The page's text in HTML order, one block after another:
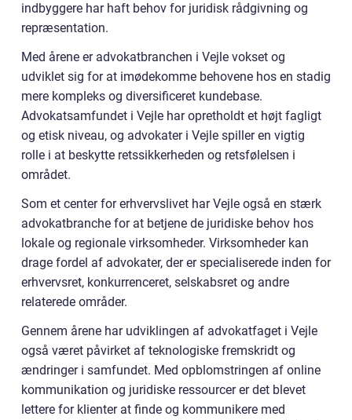
indbyggere har haft behov for juridisk rådgivning og
repræsentation.
Med årene er advokatbranchen i Vejle vokset og
udviklet sig for at imødekomme behovene hos en stadig
mere kompleks og diversificeret kundebase.
Advokatsamfundet i Vejle har opretholdt et højt fagligt
og etisk niveau, og advokater i Vejle spiller en vigtig
rolle i at beskytte retssikkerheden og retsfølelsen i
området.
Som et center for erhvervslivet har Vejle også en stærk
advokatbranche for at betjene de juridiske behov hos
lokale og regionale virksomheder. Virksomheder kan
drage fordel af advokater, der er specialiserede inden for
erhvervsret, konkurrenceret, selskabsret og andre
relaterede områder.
Gennem årene har udviklingen af advokatfaget i Vejle
også været påvirket af teknologiske fremskridt og
ændringer i samfundet. Med opblomstringen af online
kommunikation og juridiske ressourcer er det blevet
lettere for klienter at finde og kommunikere med